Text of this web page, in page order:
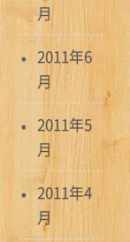
月
2011年6
月
2011年5
月
2011年4
月